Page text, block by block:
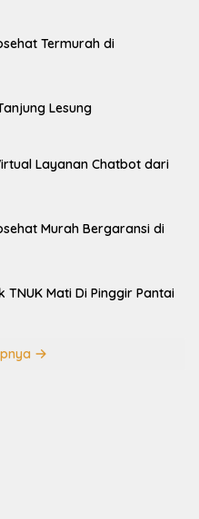
Termurah di
Lesung
Layanan Chatbot dari
Murah Bergaransi di
Mati Di Pinggir Pantai